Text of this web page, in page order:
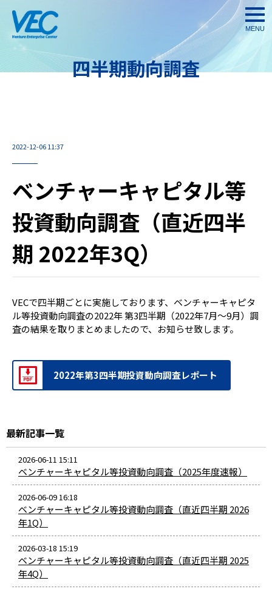
四半期動向調査
2022-12-06 11:37
ベンチャーキャピタル等
投資動向調査（直近四半
期 2022年3Q）
VECで四半期ごとに実施しております、ベンチャーキャピタ
ル等投資動向調査の2022年 第3四半期（2022年7月～9月）調
査の結果を取りまとめましたので、お知らせ致します。
2022年第3四半期投資動向調査レポート
最新記事一覧
2026-06-11 15:11
ベンチャーキャピタル等投資動向調査（2025年度速報）
2026-06-09 16:18
ベンチャーキャピタル等投資動向調査（直近四半期 2026
年1Q）
2026-03-18 15:19
ベンチャーキャピタル等投資動向調査（直近四半期 2025
年4Q）